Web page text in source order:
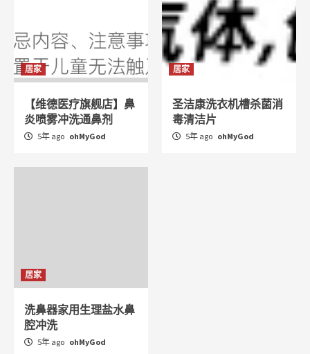
居家
【维德医疗旗舰店】鼻
炎喷雾冲洗通鼻剂
5年 ago ohMyGod
居家
圣洁康洗衣机槽杀菌消
毒清洁片
5年 ago ohMyGod
居家
洗鼻器家用生理盐水鼻
腔冲洗
5年 ago ohMyGod